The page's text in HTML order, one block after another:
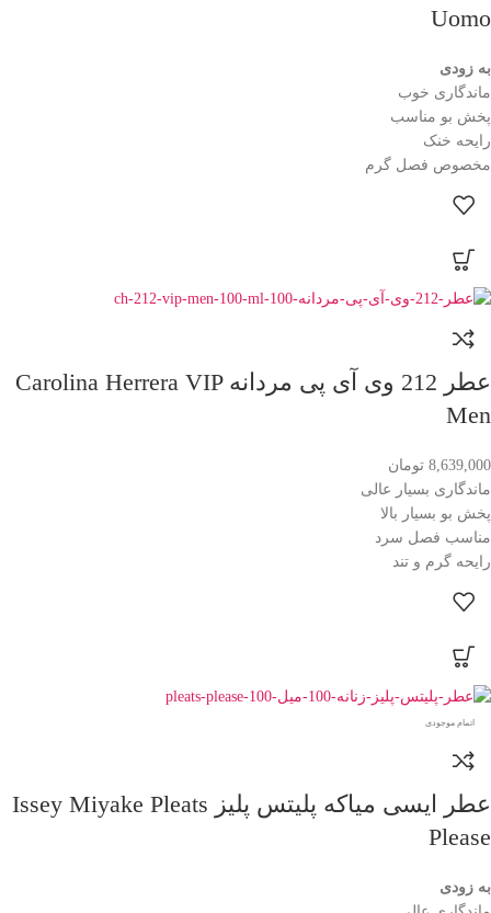
Uomo
به زودی
ماندگاری خوب
پخش بو مناسب
رایحه خنک
مخصوص فصل گرم
عطر 212 وی آی پی مردانه Carolina Herrera VIP
Men
8,639,000 تومان
ماندگاری بسیار عالی
پخش بو بسیار بالا
مناسب فصل سرد
رایحه گرم و تند
اتمام موجودی
عطر ایسی میاکه پلیتس پلیز Issey Miyake Pleats
Please
به زودی